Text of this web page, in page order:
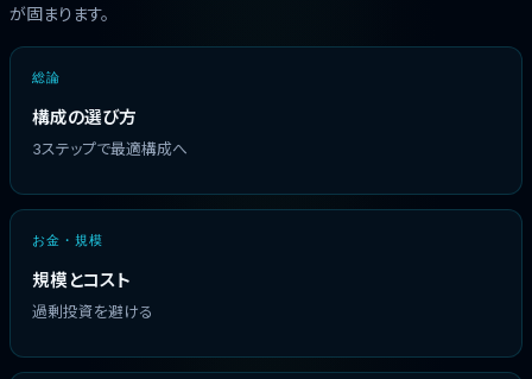
が固まります。
総論
構成の選び方
3ステップで最適構成へ
お金・規模
規模とコスト
過剰投資を避ける